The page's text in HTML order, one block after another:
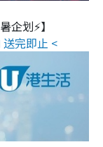
企划⚡】
完即止 <